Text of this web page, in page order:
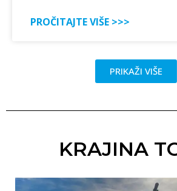
PROČITAJTE VIŠE >>>
PRIKAŽI VIŠE
KRAJINA